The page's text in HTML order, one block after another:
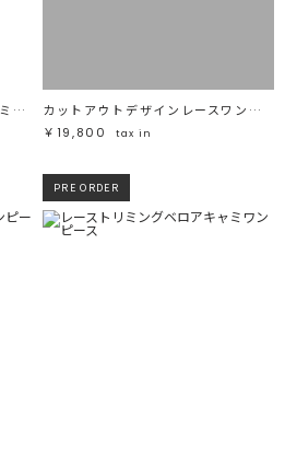
ニュアンスフラワーレースキャミワンピース
カットアウトデザインレースワンピース
￥19,800
tax in
PRE ORDER